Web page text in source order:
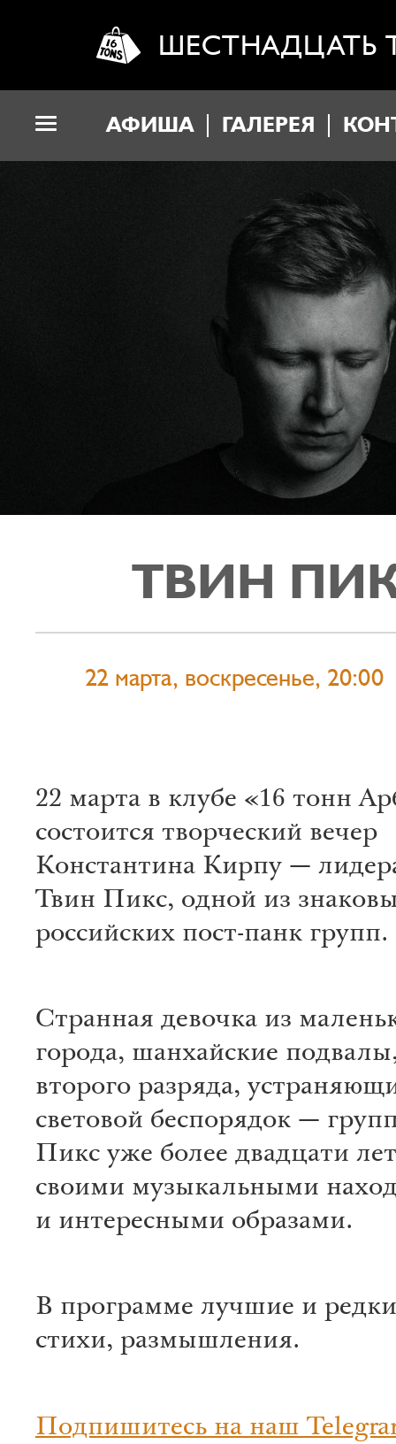
ШЕСТНАДЦАТЬ
АФИША ГАЛЕРЕЯ
ТВИН
22 марта, воскресенье, 20:00
22 марта в клубе «16 тонн
состоится творческий вечер
Константина Кирпу —
Твин Пикс, одной из
российских пост-панк групп.
Странная девочка из
города, шанхайские
второго разряда,
световой беспорядок —
Пикс уже более двадцати
своими музыкальными
и интересными образами.
В программе лучшие и
стихи, размышления.
Подпишитесь на наш